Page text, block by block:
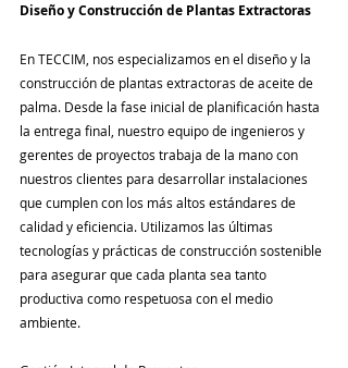
Diseño y Construcción de Plantas Extractoras
En TECCIM, nos especializamos en el diseño y la
construcción de plantas extractoras de aceite de
palma. Desde la fase inicial de planificación hasta
la entrega final, nuestro equipo de ingenieros y
gerentes de proyectos trabaja de la mano con
nuestros clientes para desarrollar instalaciones
que cumplen con los más altos estándares de
calidad y eficiencia. Utilizamos las últimas
tecnologías y prácticas de construcción sostenible
para asegurar que cada planta sea tanto
productiva como respetuosa con el medio
ambiente.